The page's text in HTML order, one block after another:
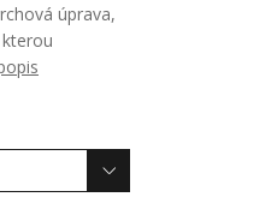
úprava,